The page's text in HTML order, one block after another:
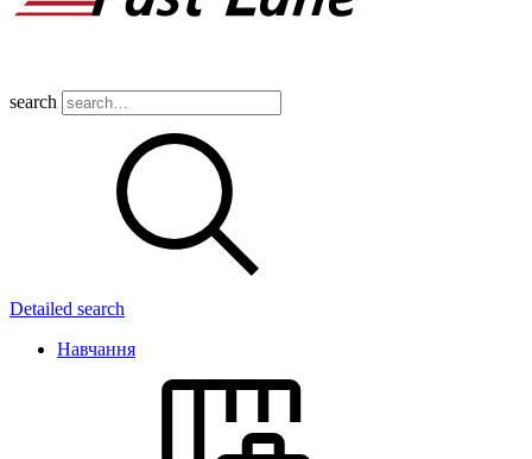
search
Detailed search
Навчання